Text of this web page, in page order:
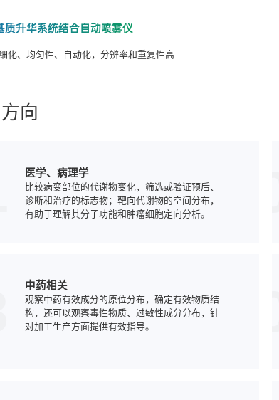
质升华系统结合自动喷雾仪
化、均匀性、自动化，分辨率和重复性高
向
医学、病理学
比较病变部位的代谢物变化，筛选或验证预后、
诊断和治疗的标志物；靶向代谢物的空间分布，
有助于理解其分子功能和肿瘤细胞定向分析。
中药相关
观察中药有效成分的原位分布，确定有效物质结
构，还可以观察毒性物质、过敏性成分分布，针
对加工生产方面提供有效指导。